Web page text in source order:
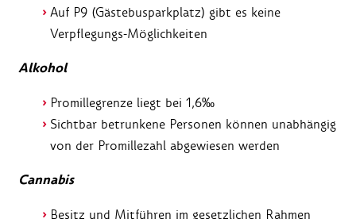
Auf P9 (Gästebusparkplatz) gibt es keine
Verpflegungs-Möglichkeiten
Alkohol
Promillegrenze liegt bei 1,6‰
Sichtbar betrunkene Personen können unabhängig
von der Promillezahl abgewiesen werden
Cannabis
Besitz und Mitführen im gesetzlichen Rahmen